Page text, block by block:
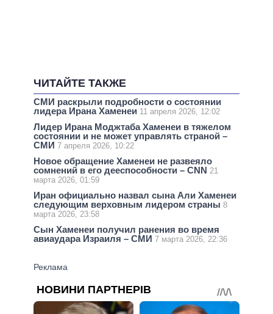
ЧИТАЙТЕ ТАКЖЕ
СМИ раскрыли подробности о состоянии
лидера Ирана Хаменеи 11 апреля 2026, 12:02
Лидер Ирана Моджтаба Хаменеи в тяжелом
состоянии и не может управлять страной –
СМИ 7 апреля 2026, 10:22
Новое обращение Хаменеи не развеяло
сомнений в его дееспособности – CNN 21
марта 2026, 01:59
Иран официально назвал сына Али Хаменеи
следующим верховным лидером страны 8
марта 2026, 23:58
Сын Хаменеи получил ранения во время
авиаудара Израиля – СМИ 7 марта 2026, 22:36